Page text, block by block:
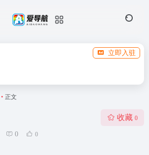
立即入驻
• 正文
0 0
收藏 0